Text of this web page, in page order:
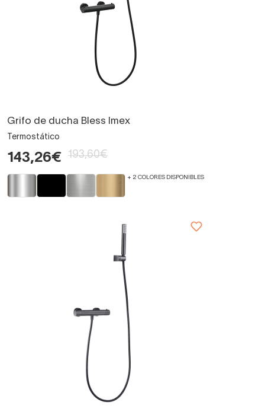
Grifo de ducha Bless Imex
Termostático
143,26€ 193,60€
+ 2 COLORES DISPONIBLES